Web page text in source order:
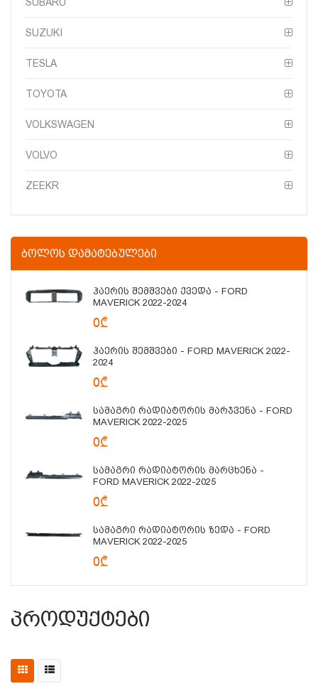
SUZUKI
TESLA
TOYOTA
VOLKSWAGEN
VOLVO
ZEEKR
ᲑᲝᲚᲝᲡ ᲓᲐᲛᲐᲢᲔᲑᲣᲚᲔᲑᲘ
Ჰაერის Შემშვები Ქვედა - FORD
MAVERICK 2022-2024
0₾
Ჰაერის Შემშვები - FORD MAVERICK 2022-
2024
0₾
Სამაგრი Რადიატორის Მარჯვენა - FORD
MAVERICK 2022-2025
0₾
Სამაგრი Რადიატორის Მარცხენა -
FORD MAVERICK 2022-2025
0₾
Სამაგრი Რადიატორის Ზედა - FORD
MAVERICK 2022-2025
0₾
Პროდუქტები